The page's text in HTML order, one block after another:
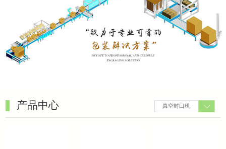
真空封⼝机
产品中心